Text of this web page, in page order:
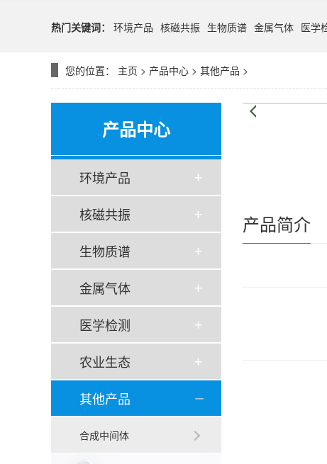
热门关键词： 环境产品 核磁共振 生物质谱 金属气体 医学
您的位置： 主页 > 产品中心 > 其他产品 >
产品中心
环境产品
核磁共振
生物质谱
金属气体
医学检测
农业生态
其他产品
合成中间体
产品简介